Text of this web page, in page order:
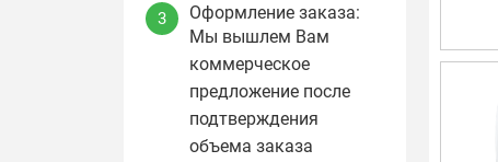
3
Оформление заказа:
Мы вышлем Вам
коммерческое
предложение после
подтверждения
объема заказа